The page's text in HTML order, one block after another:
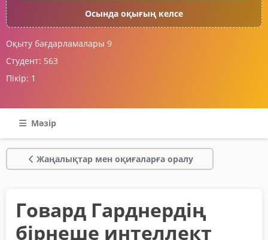
Осында оқығың келсе
Оқыту бағдарламалары 9
Студент: 563
Пікір: 1
Мәзір
Жаңалықтар мен оқиғаларға оралу
Говард Гарднердің
бірнеше интеллект